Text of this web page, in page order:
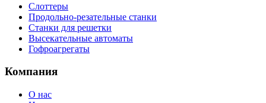
Слоттеры
Продольно-резательные станки
Станки для решетки
Высекательные автоматы
Гофроагрегаты
Компания
О нас